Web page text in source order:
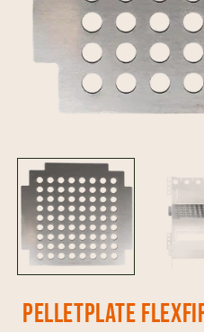
media
in
modal
Pelletplate